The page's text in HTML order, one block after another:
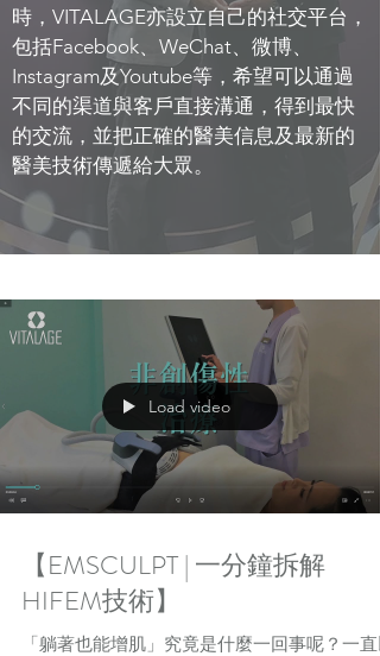
時，VITALAGE亦設立自己的社交平台，
包括Facebook、WeChat、微博、
Instagram及Youtube等，希望可以通過
不同的渠道與客戶直接溝通，得到最快
的交流，並把正確的醫美信息及最新的
醫美技術傳遞給大眾。
Load video
【EMSCULPT | 一分鐘拆解
HIFEM技術】
「躺著也能增肌」究竟是什麼一回事呢？一直